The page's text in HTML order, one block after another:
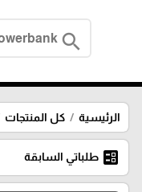
search
الرئيسية كل المنتجات
ballot طلباتي السابقة